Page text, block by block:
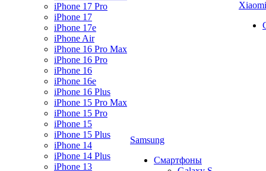
iPhone 17 Pro
iPhone 17
iPhone 17e
iPhone Air
iPhone 16 Pro Max
iPhone 16 Pro
iPhone 16
iPhone 16e
iPhone 16 Plus
iPhone 15 Pro Max
iPhone 15 Pro
iPhone 15
iPhone 15 Plus
iPhone 14
iPhone 14 Plus
iPhone 13
Samsung
Смартфоны
Xiaomi